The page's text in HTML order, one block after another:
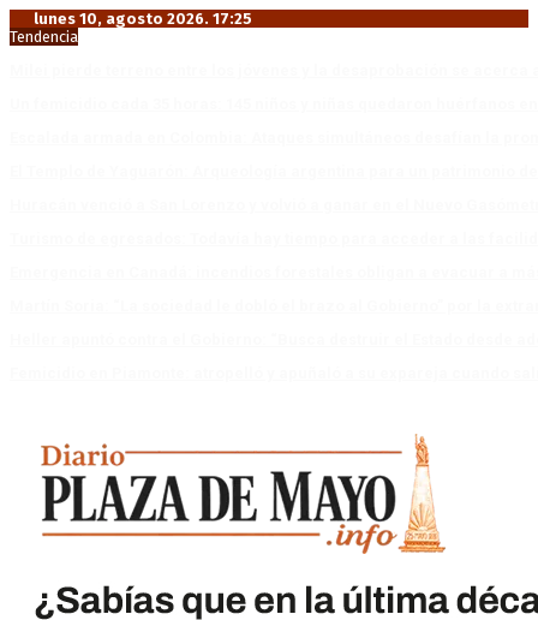
lunes 10, agosto 2026. 17:25
Tendencia